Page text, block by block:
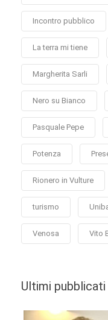
Incontro pubblico
La terra mi tiene
Margherita Sarli
Nero su Bianco
Pasquale Pepe
Potenza
Rionero in Vulture
turismo
Venosa Vito
Ultimi pubblicati